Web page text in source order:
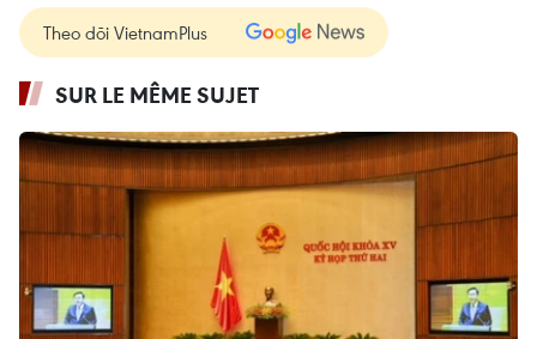
Theo dõi VietnamPlus
SUR LE MÊME SUJET